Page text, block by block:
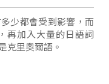
少都會受到影響，而
再加入大量的日語詞
克里奧爾語。